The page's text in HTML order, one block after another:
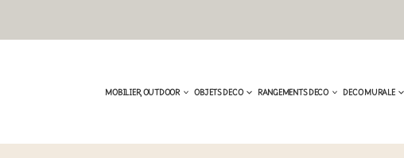
MOBILIER, OUTDOOR OBJETS DECO RANGEMENTS DECO DECO MURALE